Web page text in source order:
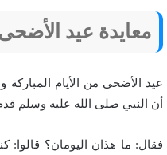
معايدة عيد
عيد الأضحى من الأيام
أن النبي صلى الله عليه وسلم
فقال: ما هذان اليومان؟ قالوا: